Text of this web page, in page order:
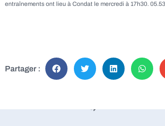
entraînements ont lieu à Condat le mercredi à 17h30.
Partager :